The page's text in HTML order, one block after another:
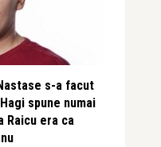
s-a facut
spune numai
Raicu era ca